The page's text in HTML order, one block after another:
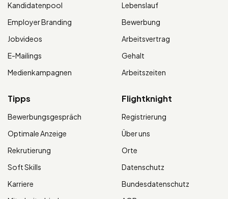
Kandidatenpool
Employer Branding
Jobvideos
E-Mailings
Medienkampagnen
Lebenslauf
Bewerbung
Arbeitsvertrag
Gehalt
Arbeitszeiten
Tipps
Bewerbungsgespräch
Optimale Anzeige
Rekrutierung
Soft Skills
Karriere
Flightknight
Registrierung
Über uns
Orte
Datenschutz
Bundesdatenschutz